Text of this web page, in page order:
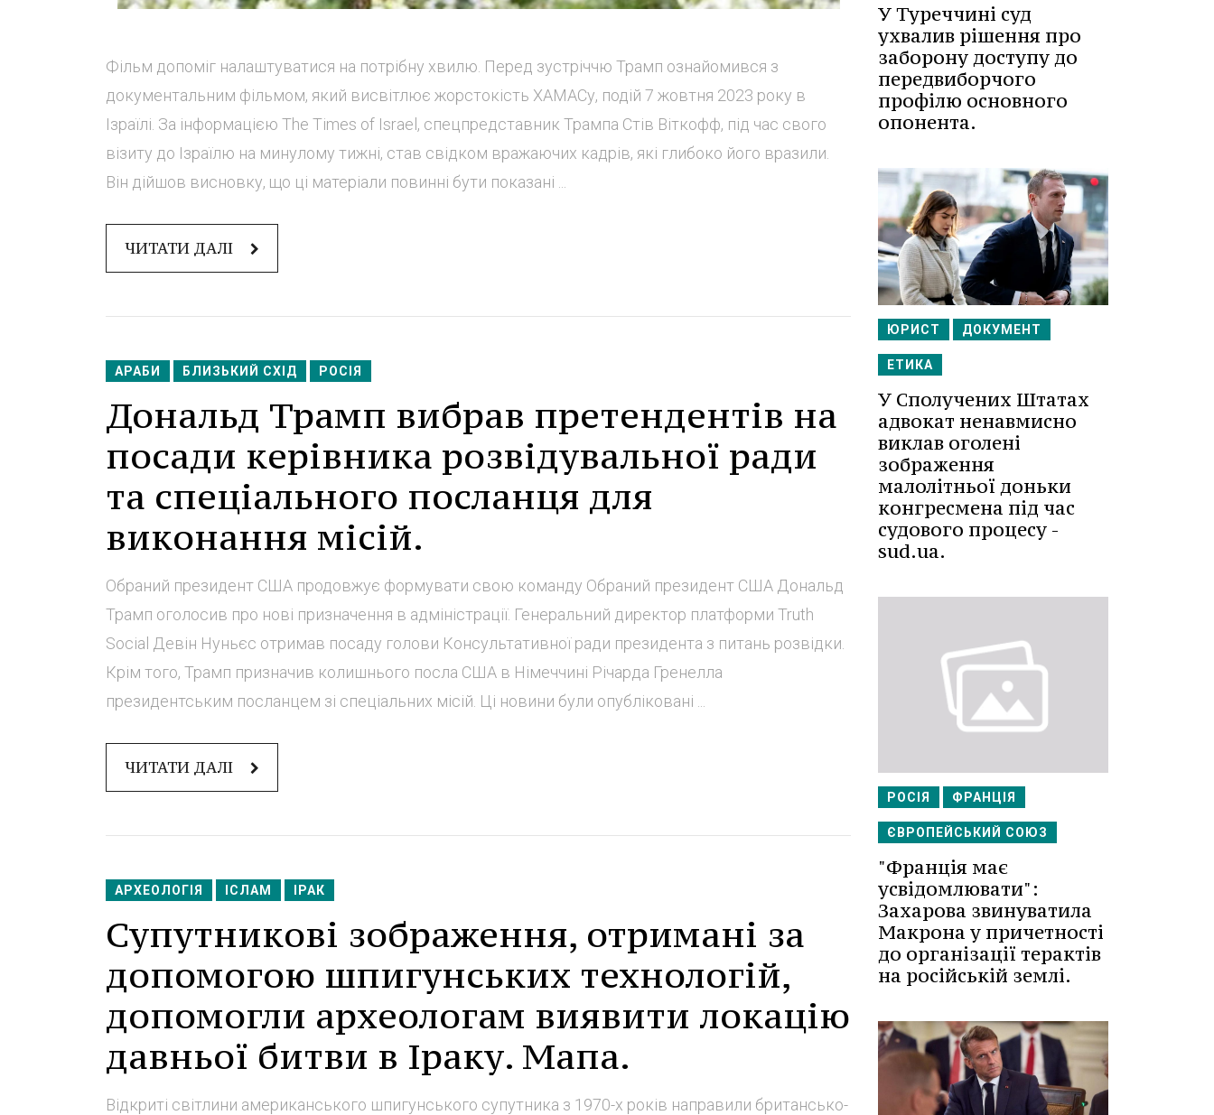
Фільм допоміг налаштуватися на потрібну хвилю. Перед зустріччю Трамп ознайомився з
документальним фільмом, який висвітлює жорстокість ХАМАСу, подій 7 жовтня 2023 року в
Ізраїлі. За інформацією The Times of Israel, спецпредставник Трампа Стів Віткофф, під час свого
візиту до Ізраїлю на минулому тижні, став свідком вражаючих кадрів, які глибоко його вразили.
Він дійшов висновку, що ці матеріали повинні бути показані ...
ЧИТАТИ ДАЛІ
АРАБИ БЛИЗЬКИЙ СХІД РОСІЯ
Дональд Трамп вибрав претендентів на
посади керівника розвідувальної ради
та спеціального посланця для
виконання місій.
Обраний президент США продовжує формувати свою команду Обраний президент США Дональд
Трамп оголосив про нові призначення в адміністрації. Генеральний директор платформи Truth
Social Девін Нуньєс отримав посаду голови Консультативної ради президента з питань розвідки.
Крім того, Трамп призначив колишнього посла США в Німеччині Річарда Гренелла
президентським посланцем зі спеціальних місій. Ці новини були опубліковані ...
ЧИТАТИ ДАЛІ
АРХЕОЛОГІЯ ІСЛАМ ІРАК
Супутникові зображення, отримані за
допомогою шпигунських технологій,
допомогли археологам виявити локацію
давньої битви в Іраку. Мапа.
Відкриті світлини американського шпигунського супутника з 1970-х років направили британсько-
У Туреччині суд
ухвалив рішення про
заборону доступу до
передвиборчого
профілю основного
опонента.
ЮРИСТ ДОКУМЕНТ
ЕТИКА
У Сполучених Штатах
адвокат ненавмисно
виклав оголені
зображення
малолітньої доньки
конгресмена під час
судового процесу -
sud.ua.
РОСІЯ ФРАНЦІЯ
ЄВРОПЕЙСЬКИЙ СОЮЗ
"Франція має
усвідомлювати":
Захарова звинуватила
Макрона у причетності
до організації терактів
на російській землі.